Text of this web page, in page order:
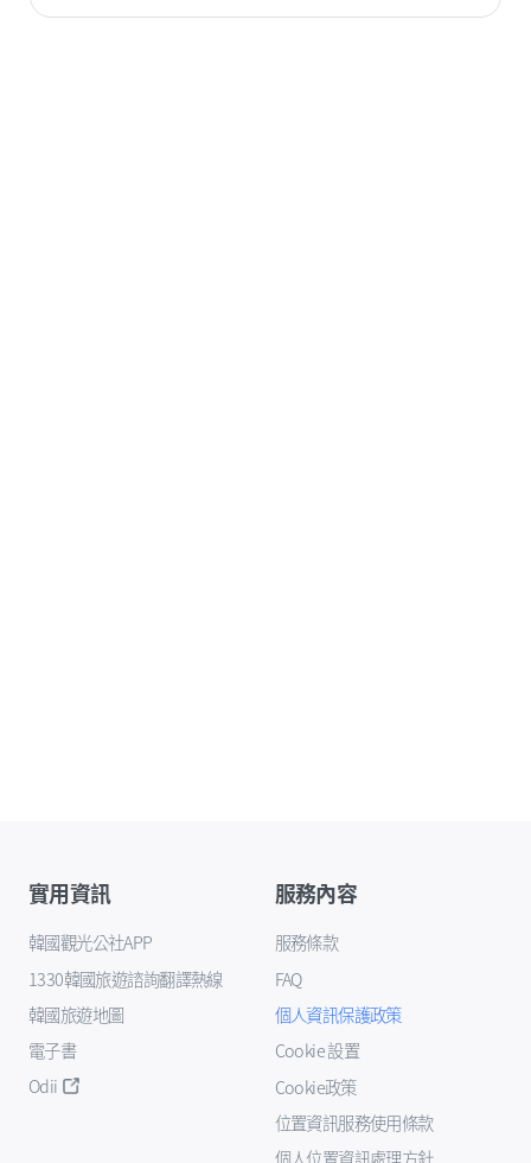
實用資訊
韓國觀光公社APP
1330韓國旅遊諮詢翻譯熱線
韓國旅遊地圖
電子書
Odii
服務內容
服務條款
FAQ
個人資訊保護政策
Cookie 設置
Cookie政策
位置資訊服務使用條款